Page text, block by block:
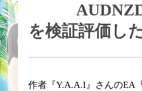
を検証評価し
作者『Y.A.A.I』さんのEA